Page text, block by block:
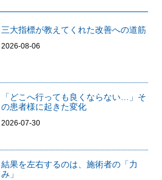
三大指標が教えてくれた改善への道筋
2026-08-06
「どこへ行っても良くならない…」そ
の患者様に起きた変化
2026-07-30
結果を左右するのは、施術者の「力
み」